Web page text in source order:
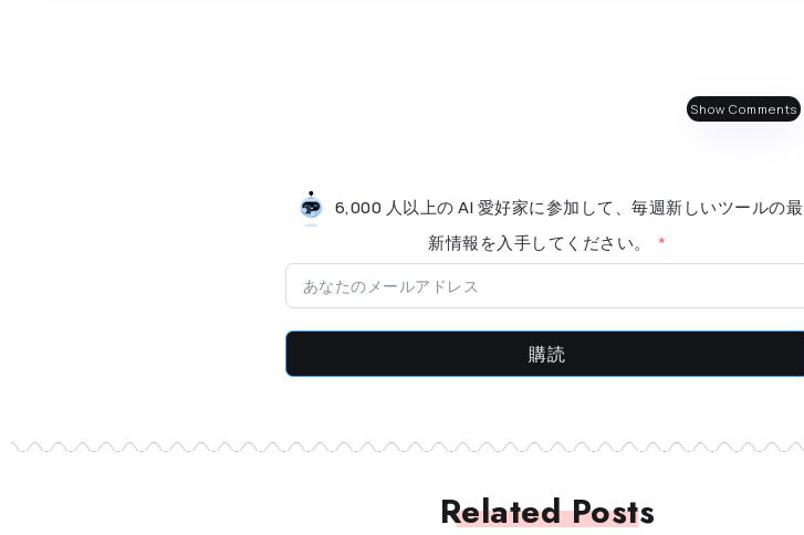
Show Comments
6,000 人以上の AI 愛好家に参加して、毎週新しいツールの最
新情​​報を入手してください。
購読
Related Posts